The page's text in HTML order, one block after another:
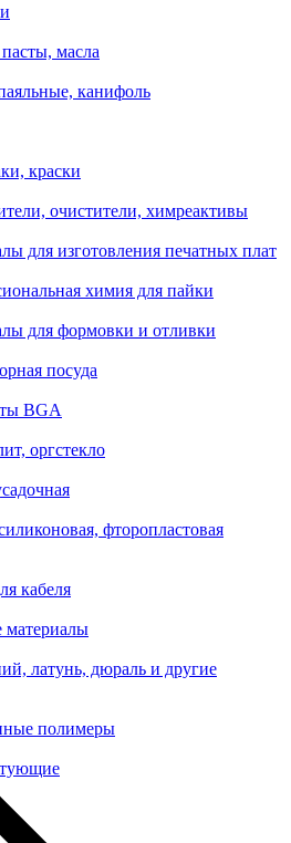
масла
канифоль
краски
очистители, химреактивы
для изготовления печатных плат
химия для пайки
для формовки и отливки
посуда
BGA
оргстекло
фторопластовая
кабеля
латунь, дюраль и другие
полимеры